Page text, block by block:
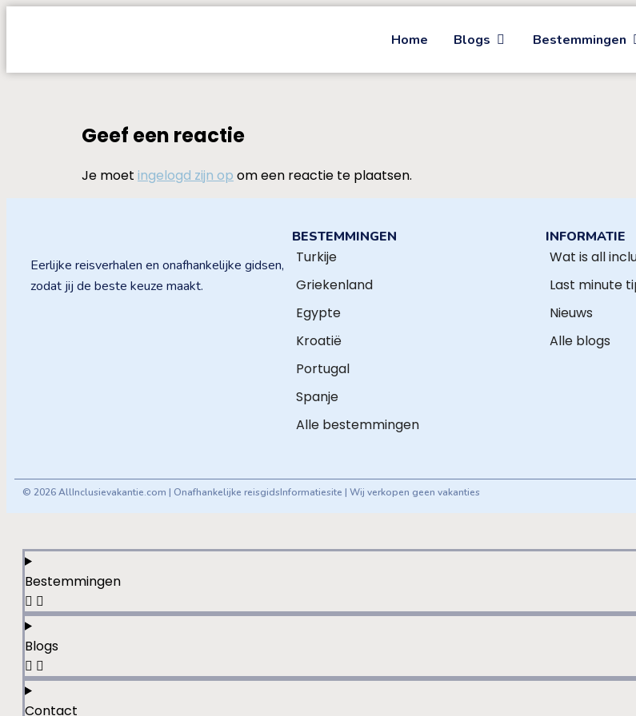
Home Blogs Bestemmingen
Geef een reactie
Je moet ingelogd zijn op om een reactie te plaatsen.
Eerlijke reisverhalen en onafhankelijke gidsen,
zodat jij de beste keuze maakt.
BESTEMMINGEN
Turkije
Griekenland
Egypte
Kroatië
Portugal
Spanje
Alle bestemmingen
INFORMATIE
Wat is all
Last minute
Nieuws
Alle blogs
© 2026 AllInclusievakantie.com | Onafhankelijke reisgidsInformatiesite | Wij verkopen geen vakanties
Bestemmingen
Blogs
Contact